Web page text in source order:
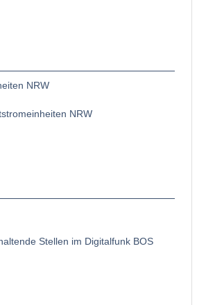
NRW
NRW
Stellen im Digitalfunk BOS